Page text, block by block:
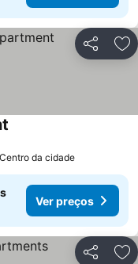
Partilhar
da cidade
Ver preços
Partilhar